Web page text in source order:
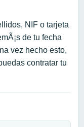
NIF o tarjeta
de tu fecha
vez hecho esto,
contratar tu